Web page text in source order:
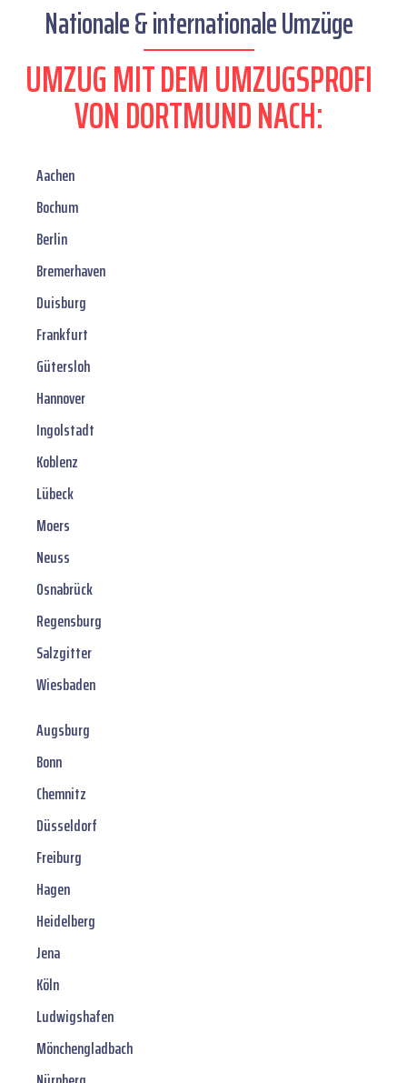
Nationale & internationale Umzüge
UMZUG MIT DEM UMZUGSPROFI
VON DORTMUND NACH:
Aachen
Bochum
Berlin
Bremerhaven
Duisburg
Frankfurt
Gütersloh
Hannover
Ingolstadt
Koblenz
Lübeck
Moers
Neuss
Osnabrück
Regensburg
Salzgitter
Wiesbaden
Augsburg
Bonn
Chemnitz
Düsseldorf
Freiburg
Hagen
Heidelberg
Jena
Köln
Ludwigshafen
Mönchengladbach